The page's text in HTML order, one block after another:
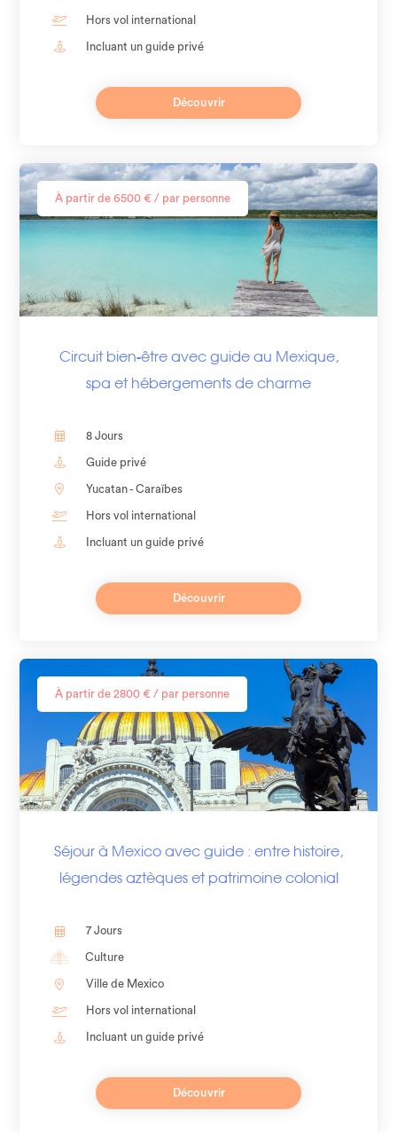
Hors vol international
Incluant un guide privé
Découvrir
À partir de 6500 € / par personne
Circuit bien-être avec guide au Mexique,
spa et hébergements de charme
8 Jours
Guide privé
Yucatan - Caraïbes
Hors vol international
Incluant un guide privé
Découvrir
À partir de 2800 € / par personne
Séjour à Mexico avec guide : entre histoire,
légendes aztèques et patrimoine colonial
7 Jours
Culture
Ville de Mexico
Hors vol international
Incluant un guide privé
Découvrir